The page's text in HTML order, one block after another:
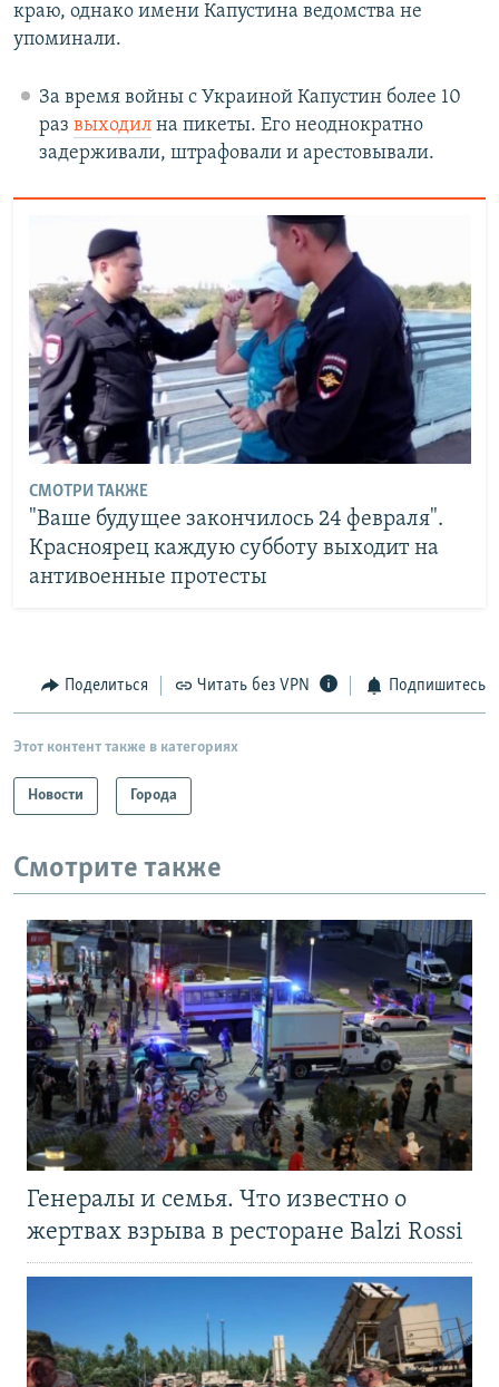
краю, однако имени Капустина ведомства не
упоминали.
За время войны с Украиной Капустин более 10
раз выходилна пикеты. Его неоднократно
задерживали, штрафовали и арестовывали.
СМОТРИ ТАКЖЕ
"Ваше будущее закончилось 24 февраля".
Красноярец каждую субботу выходит на
антивоенные протесты
Поделиться Читать без VPN Подпишитесь
Этот контент также в категориях
Новости Города
Смотрите также
Генералы и семья. Что известно о
жертвах взрыва в ресторане Balzi Rossi